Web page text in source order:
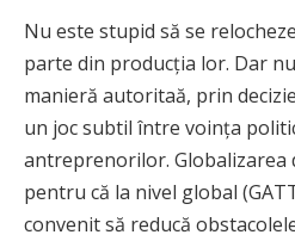
Nu este stupid să se
parte din producția lor. Dar
manieră autoritaă, prin
un joc subtil între voința
antreprenorilor. Globalizarea
pentru că la nivel global
convenit să reducă